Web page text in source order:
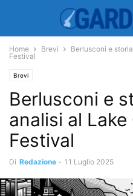
Home Brevi
Berlusconi e
Festival
Brevi
Berlusconi e
analisi al
Festival
Di Redazione - 11 Luglio 2025